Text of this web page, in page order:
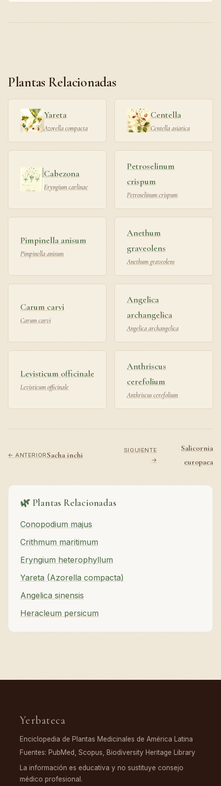
Plantas Relacionadas
Yareta
Azorella compacta
Centella
Centella asiatica
Cabezona
Eryngium carlinae
Petroselinum
crispum
Petroselinum crispum
Pimpinella anisum
Pimpinella anisum
Anethum
graveolens
Anethum graveolens
Carum carvi
Carum carvi
Angelica
archangelica
Angelica archangelica
Levisticum officinale
Levisticum officinale
Anthriscus
cerefolium
Anthriscus cerefolium
← ANTERIOR Sacha inchi
SIGUIENTE
→
Salicornia
europaea
🌿 Plantas Relacionadas
Conopodium majus
Crithmum maritimum
Eryngium heterophyllum
Yareta (Azorella compacta)
Angelica sinensis
Heracleum persicum
Yerbateca
Enciclopedia de Plantas Medicinales de América Latina
Fuentes: PubMed, Scopus, Biodiversity Heritage Library
La información es educativa y no sustituye consejo
médico profesional.